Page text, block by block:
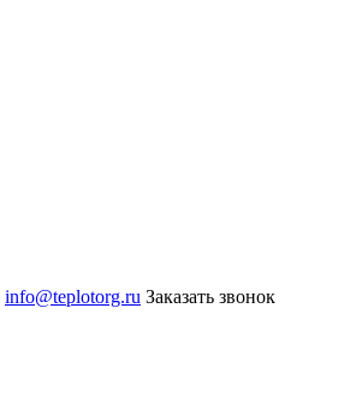
info@teplotorg.ru Заказать звонок